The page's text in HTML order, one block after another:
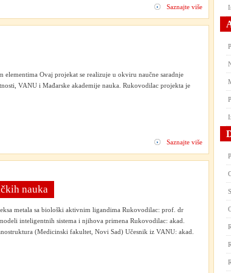
Saznajte više
elementima Ovaj projekat se realizuje u okviru naučne saradnje
VANU i Mađarske akademije nauka. Rukovodilac projekta je
Saznajte više
nauka
metala sa biološki aktivnim ligandima Rukovodilac: prof. dr
inteligentnih sistema i njihova primena Rukovodilac: akad.
(Medicinski fakultet, Novi Sad) Učesnik iz VANU: akad.